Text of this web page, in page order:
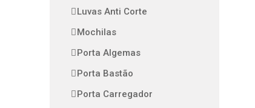
Luvas Anti Corte
Mochilas
Porta Algemas
Porta Bastão
Porta Carregador